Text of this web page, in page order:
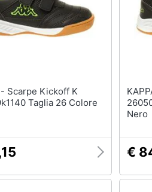
da vista
da sole
Pantaloni
K
Taglia 26 Colore
KAPPA - Scarpe
Nero
€